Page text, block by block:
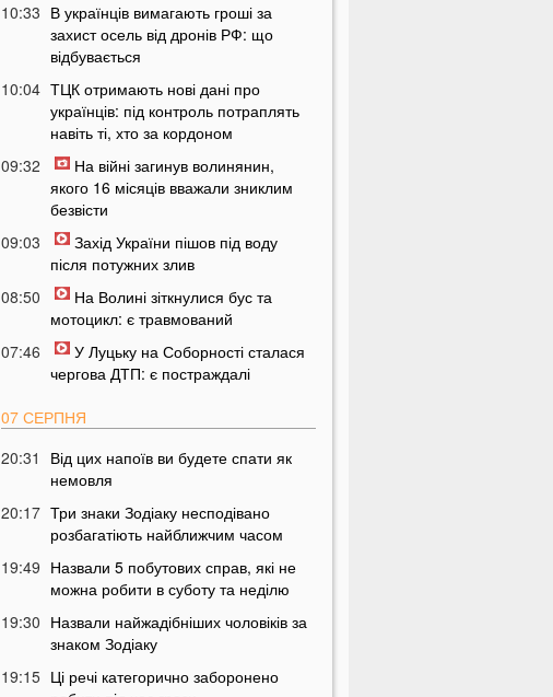
10:33 В українців вимагають гроші за
захист осель від дронів РФ: що
відбувається
10:04 ТЦК отримають нові дані про
українців: під контроль потраплять
навіть ті, хто за кордоном
09:32
На війні загинув волинянин,
якого 16 місяців вважали зниклим
безвісти
09:03
Захід України пішов під воду
після потужних злив
08:50
На Волині зіткнулися бус та
мотоцикл: є травмований
07:46
У Луцьку на Соборності сталася
чергова ДТП: є постраждалі
07 СЕРПНЯ
20:31
Від цих напоїв ви будете спати як
немовля
20:17 Три знаки Зодіаку несподівано
розбагатіють найближчим часом
19:49 Назвали 5 побутових справ, які не
можна робити в суботу та неділю
19:30 Назвали найжадібніших чоловіків за
знаком Зодіаку
19:15 Ці речі категорично заборонено